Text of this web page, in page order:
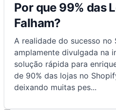
Por que 99% das
Falham?
A realidade do sucesso no
amplamente divulgada na
solução rápida para
de 90% das lojas no
deixando muitas pes...